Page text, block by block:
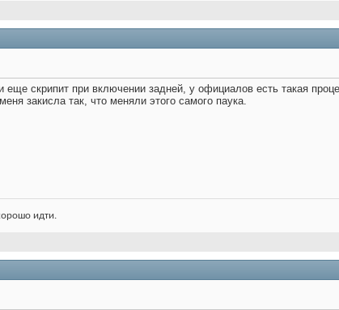
еще скрипит при включении задней, у официалов есть такая
закисла так, что меняли этого самого паука.
идти.